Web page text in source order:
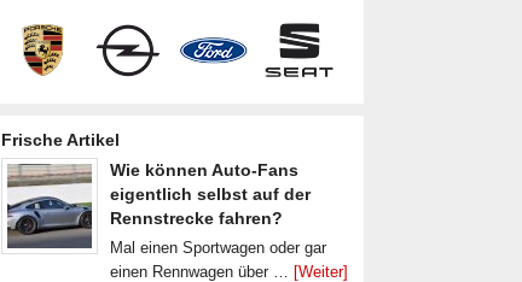
Frische Artikel
Wie können Auto-Fans
eigentlich selbst auf der
Rennstrecke fahren?
Mal einen Sportwagen oder gar
einen Rennwagen über … [Weiter]